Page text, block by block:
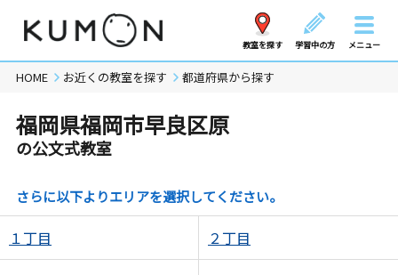
教室を探す 学習中の方 メニュー
HOME お近くの教室を探す 都道府県から探す
福岡県福岡市早良区原
の公文式教室
さらに以下よりエリアを選択してください。
１丁目 ２丁目